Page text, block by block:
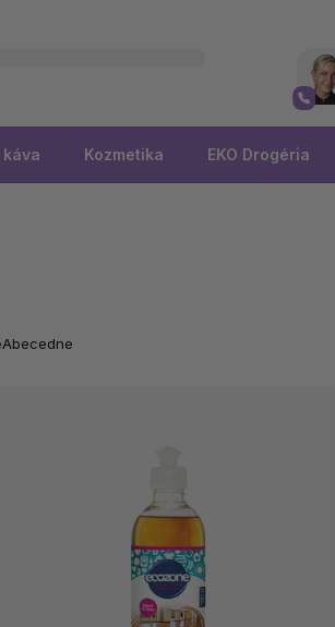
káva Kozmetika EKO Drogéria
Abecedne